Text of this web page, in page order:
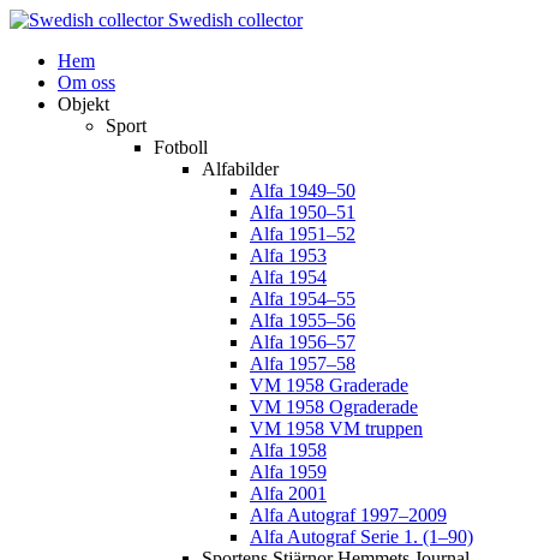
Swedish collector
Hem
Om oss
Objekt
Sport
Fotboll
Alfabilder
Alfa 1949–50
Alfa 1950–51
Alfa 1951–52
Alfa 1953
Alfa 1954
Alfa 1954–55
Alfa 1955–56
Alfa 1956–57
Alfa 1957–58
VM 1958 Graderade
VM 1958 Ograderade
VM 1958 VM truppen
Alfa 1958
Alfa 1959
Alfa 2001
Alfa Autograf 1997–2009
Alfa Autograf Serie 1. (1–90)